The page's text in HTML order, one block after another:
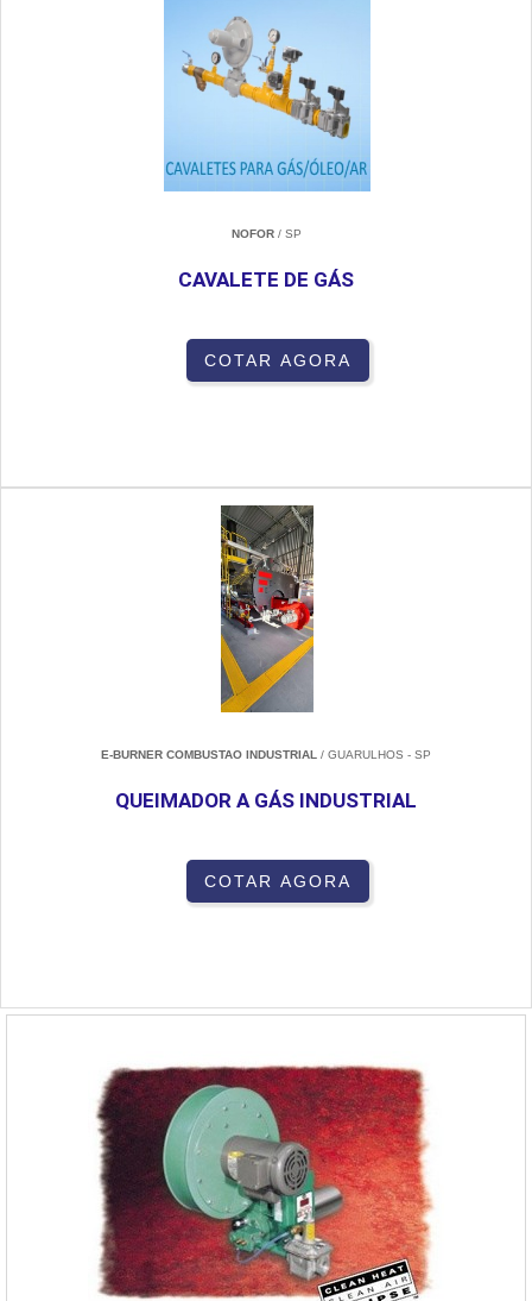
NOFOR/ SP
CAVALETE DE GÁS
COTAR AGORA
E-BURNER COMBUSTAO INDUSTRIAL / GUARULHOS - SP
QUEIMADOR A GÁS INDUSTRIAL
COTAR AGORA